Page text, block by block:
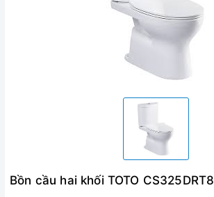
Bồn cầu hai khối TOTO CS325DRT8